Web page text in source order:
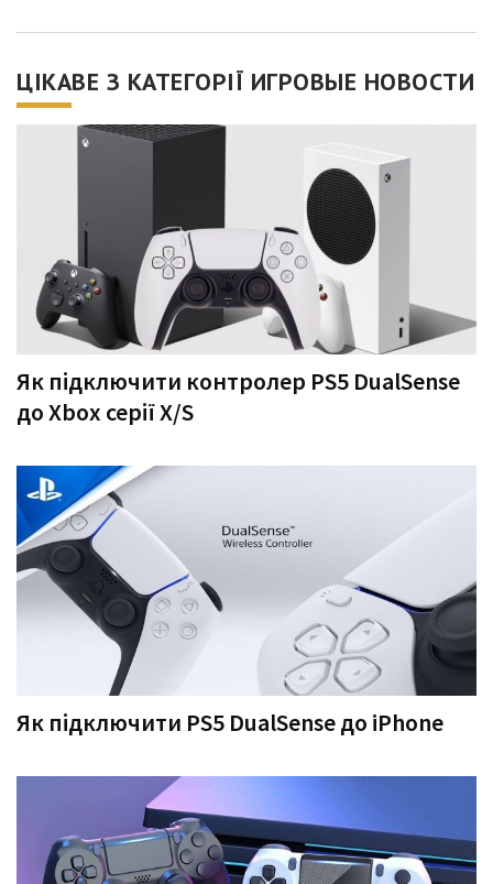
ЦІКАВЕ З КАТЕГОРІЇ ИГРОВЫЕ НОВОСТИ
Як підключити контролер PS5 DualSense
до Xbox серії X/S
Як підключити PS5 DualSense до iPhone